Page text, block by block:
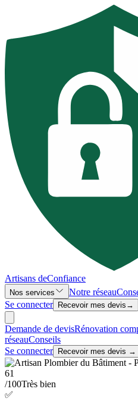
Artisans deConfiance
Nos services Notre réseau
Se connecter
Recevoir mes devis →
Demande de devisRénovation
réseauConseils
Se connecter
Recevoir mes devis →
61
/100Très bien
✅